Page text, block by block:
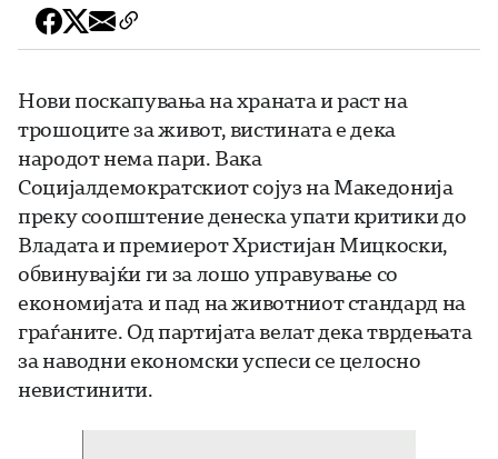
Нови поскапувања на храната и раст на
трошоците за живот, вистината е дека
народот нема пари. Вака
Социјалдемократскиот сојуз на Македонија
преку соопштение денеска упати критики до
Владата и премиерот Христијан Мицкоски,
обвинувајќи ги за лошо управување со
економијата и пад на животниот стандард на
граѓаните. Од партијата велат дека тврдењата
за наводни економски успеси се целосно
невистинити.